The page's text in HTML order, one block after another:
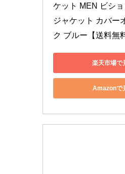
ケット MEN ビシ
ジャケット カバー
ク ブルー【送料無
楽天市場で
Amazonで